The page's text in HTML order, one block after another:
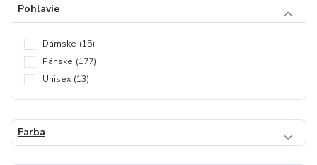
Pohlavie
Dámske (15)
Pánske (177)
Unisex (13)
Farba